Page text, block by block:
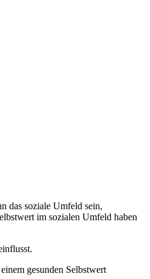
das soziale Umfeld sein,
im sozialen Umfeld haben
gesunden Selbstwert